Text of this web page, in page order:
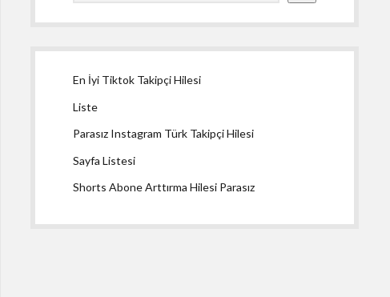
En İyi Tiktok Takipçi Hilesi
Liste
Parasız Instagram Türk Takipçi Hilesi
Sayfa Listesi
Shorts Abone Arttırma Hilesi Parasız